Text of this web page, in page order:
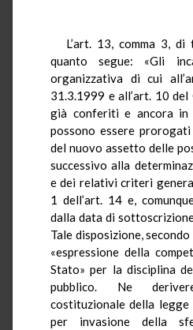
L’art. 13, comma 3,
quanto segue: «Gli
organizzativa di cui
31.3.1999 e all’art. 10
già conferiti e ancora in
possono essere
del nuovo assetto delle
successivo alla
e dei relativi criteri
1 dell’art. 14 e,
dalla data di
Tale disposizione,
«espressione della
Stato» per la disciplina
pubblico. Ne
costituzionale della legge
per invasione della